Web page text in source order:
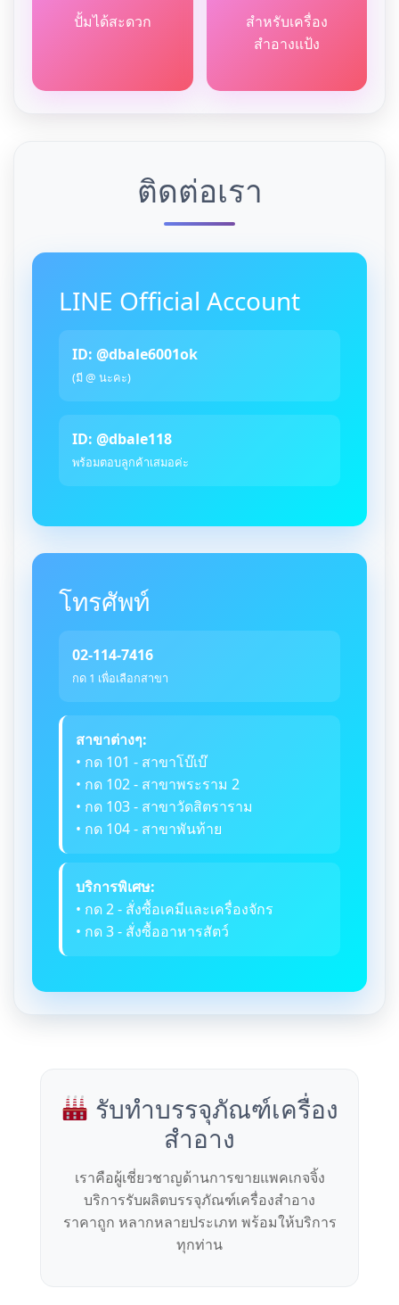
ปั้มได้สะดวก
สำหรับเครื่อง
สำอางแป้ง
ติดต่อเรา
LINE Official Account
ID: @dbale6001ok
(มี @ นะคะ)
ID: @dbale118
พร้อมตอบลูกค้าเสมอค่ะ
โทรศัพท์
02-114-7416
กด 1 เพื่อเลือกสาขา
สาขาต่างๆ:
• กด 101 - สาขาโบ๊เบ๊
• กด 102 - สาขาพระราม 2
• กด 103 - สาขาวัดสิตราราม
• กด 104 - สาขาพันท้าย
บริการพิเศษ:
• กด 2 - สั่งซื้อเคมีและเครื่องจักร
• กด 3 - สั่งซื้ออาหารสัตว์
รับทำบรรจุภัณฑ์เครื่อง
สำอาง
เราคือผู้เชี่ยวชาญด้านการขายแพคเกจจิ้ง
บริการรับผลิตบรรจุภัณฑ์เครื่องสำอาง
ราคาถูก หลากหลายประเภท พร้อมให้บริการ
ทุกท่าน